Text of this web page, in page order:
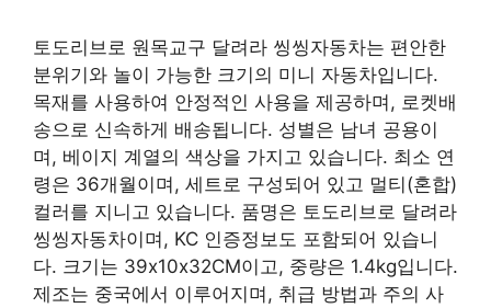
토도리브로 원목교구 달려라 씽씽자동차는 편안한
분위기와 놀이 가능한 크기의 미니 자동차입니다.
목재를 사용하여 안정적인 사용을 제공하며, 로켓배
송으로 신속하게 배송됩니다. 성별은 남녀 공용이
며, 베이지 계열의 색상을 가지고 있습니다. 최소 연
령은 36개월이며, 세트로 구성되어 있고 멀티(혼합)
컬러를 지니고 있습니다. 품명은 토도리브로 달려라
씽씽자동차이며, KC 인증정보도 포함되어 있습니
다. 크기는 39x10x32CM이고, 중량은 1.4kg입니다.
제조는 중국에서 이루어지며, 취급 방법과 주의 사